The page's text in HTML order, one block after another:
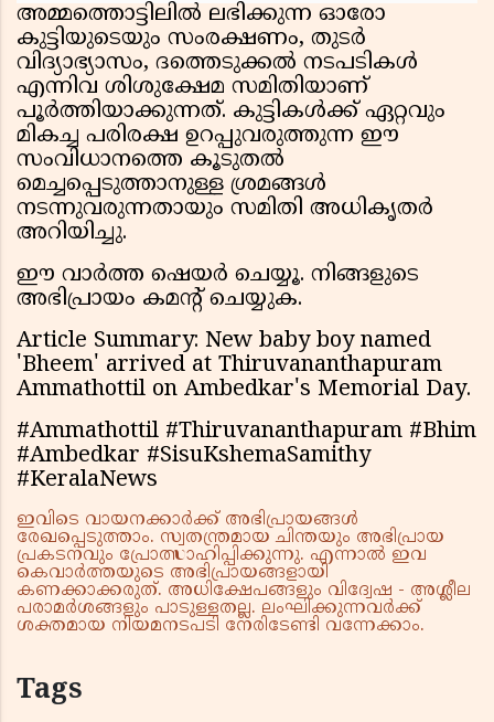
അമ്മത്തൊട്ടിലിൽ ലഭിക്കുന്ന ഓരോ
കുട്ടിയുടെയും സംരക്ഷണം, തുടർ
വിദ്യാഭ്യാസം, ദത്തെടുക്കൽ നടപടികൾ
എന്നിവ ശിശുക്ഷേമ സമിതിയാണ്
പൂർത്തിയാക്കുന്നത്. കുട്ടികൾക്ക് ഏറ്റവും
മികച്ച പരിരക്ഷ ഉറപ്പുവരുത്തുന്ന ഈ
സംവിധാനത്തെ കൂടുതൽ
മെച്ചപ്പെടുത്താനുള്ള ശ്രമങ്ങൾ
നടന്നുവരുന്നതായും സമിതി അധികൃതർ
അറിയിച്ചു.
ഈ വാർത്ത ഷെയർ ചെയ്യൂ. നിങ്ങളുടെ
അഭിപ്രായം കമൻ്റ് ചെയ്യുക.
Article Summary: New baby boy named
'Bheem' arrived at Thiruvananthapuram
Ammathottil on Ambedkar's Memorial Day.
#Ammathottil #Thiruvananthapuram #Bhim
#Ambedkar #SisuKshemaSamithy
#KeralaNews
ഇവിടെ വായനക്കാർക്ക് അഭിപ്രായങ്ങൾ
രേഖപ്പെടുത്താം. സ്വതന്ത്രമായ ചിന്തയും അഭിപ്രായ
പ്രകടനവും പ്രോത്സാഹിപ്പിക്കുന്നു. എന്നാൽ ഇവ
കെവാർത്തയുടെ അഭിപ്രായങ്ങളായി
കണക്കാക്കരുത്. അധിക്ഷേപങ്ങളും വിദ്വേഷ - അശ്ലീല
പരാമർശങ്ങളും പാടുള്ളതല്ല. ലംഘിക്കുന്നവർക്ക്
ശക്തമായ നിയമനടപടി നേരിടേണ്ടി വന്നേക്കാം.
Tags